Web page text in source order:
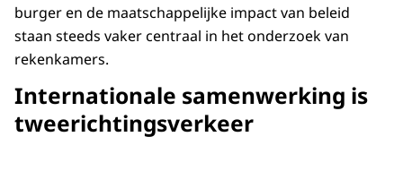
burger en de maatschappelijke impact van beleid
staan steeds vaker centraal in het onderzoek van
rekenkamers.
Internationale samenwerking is
tweerichtingsverkeer